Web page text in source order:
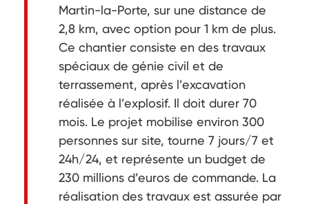
Martin-la-Porte, sur une distance de
2,8 km, avec option pour 1 km de plus.
Ce chantier consiste en des travaux
spéciaux de génie civil et de
terrassement, après l’excavation
réalisée à l’explosif. Il doit durer 70
mois. Le projet mobilise environ 300
personnes sur site, tourne 7 jours/7 et
24h/24, et représente un budget de
230 millions d’euros de commande. La
réalisation des travaux est assurée par